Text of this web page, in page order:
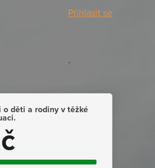
Přihlásit se
o děti a rodiny v těžké